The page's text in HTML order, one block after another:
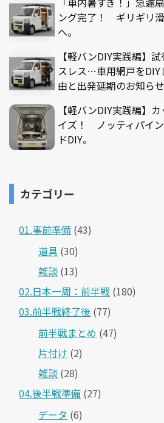
ング完了！ ギリギリ
へ。
【軽バンDIY実践編】
スレス…車用網戸をDIY
由と出発延期のお知らせ
【軽バンDIY実践編】
イズ！ ノッティパイ
ドDIY。
カテゴリー
01.事前準備 (43)
道具 (30)
雑談 (13)
02.日本一周：前半戦 (180)
03.前半戦終了後 (77)
前半戦まとめ (47)
片付け (2)
雑談 (28)
04.後半戦準備 (27)
データ (6)